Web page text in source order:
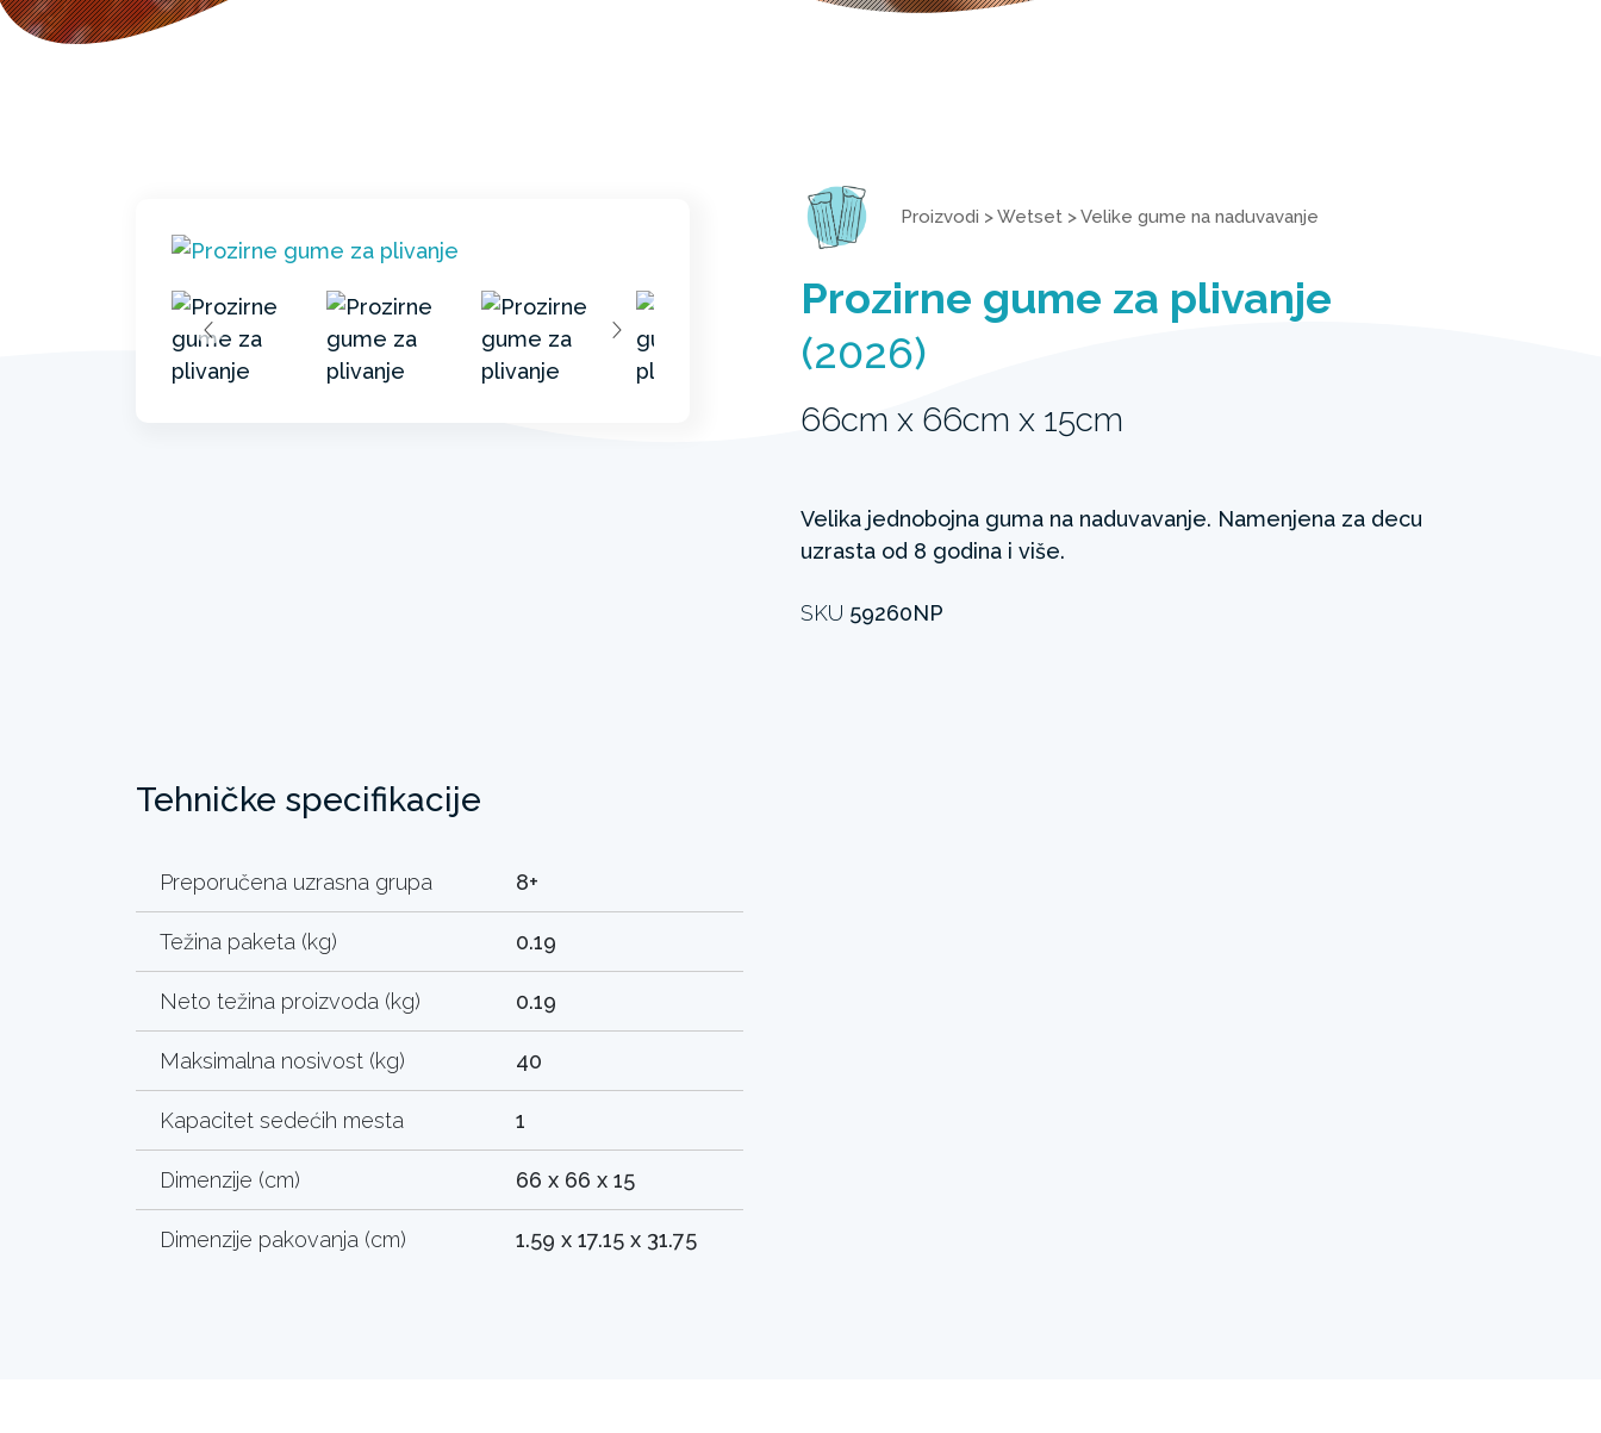
Proizvodi >Wetset >Velike gume na naduvavanje
Prozirne gume za plivanje
(2026)
66cm x 66cm x 15cm
Velika jednobojna guma na naduvavanje. Namenjena za decu
uzrasta od 8 godina i više.
SKU 59260NP
Tehničke specifikacije
Preporučena uzrasna grupa 8+
Težina paketa (kg) 0.19
Neto težina proizvoda (kg) 0.19
Maksimalna nosivost (kg) 40
Kapacitet sedećih mesta 1
Dimenzije (cm) 66 x 66 x 15
Dimenzije pakovanja (cm) 1.59 x 17.15 x 31.75